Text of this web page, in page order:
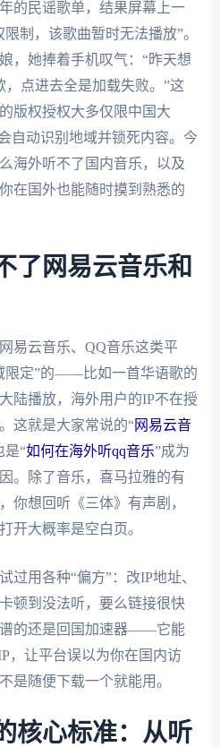
的民谣歌单，结果屏幕上一
制，该歌曲暂时无法播放”。
，她捧着手机叹气：“昨天想
点进去全是加载失败。”这
版权授权大多仅限中国大
自动识别地域并锁死内容。今
海外听不了国内音乐，以及
在国外也能随时摸到熟悉的
了网易云音乐和
易云音乐、QQ音乐这类平
限定”的——比如一首华语歌的
陆播放，海外用户的IP不在授
这就是大家常说的“网易云音
是“如何在海外听qq音乐”成为
。除了音乐，喜马拉雅的有
你想回听《三体》有声剧，
开大概率是空白页。
过用各种“偏方”：改IP地址、
顿到没法听，要么链接很快
的还是回国加速器——它能
，让平台误以为你在国内访
是随便下载一个就能用。
核心标准：从听